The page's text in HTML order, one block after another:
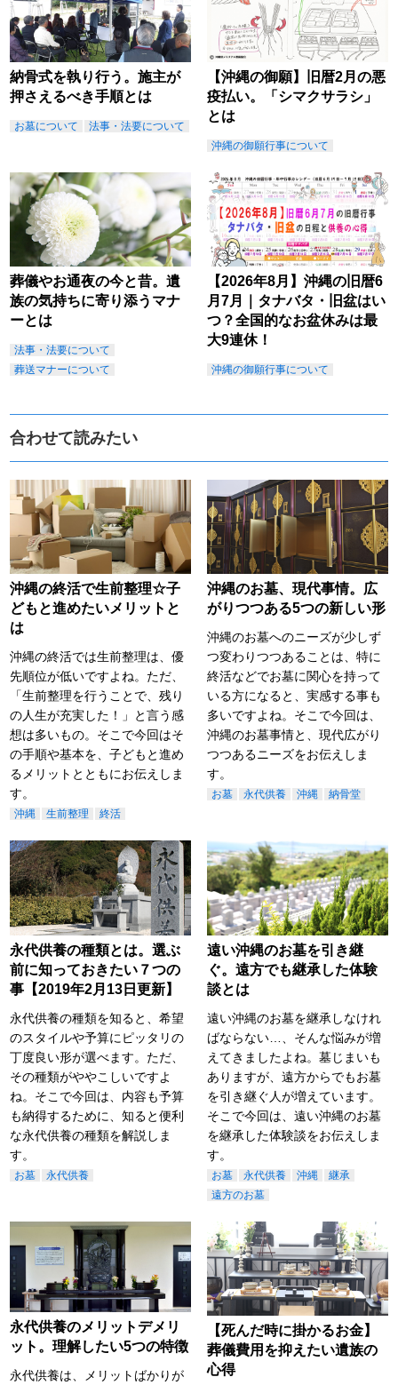
納骨式を執り行う。施主が
押さえるべき手順とは
お墓について 法事・法要について
【沖縄の御願】旧暦2月の悪
疫払い。「シマクサラシ」
とは
沖縄の御願行事について
葬儀やお通夜の今と昔。遺
族の気持ちに寄り添うマナ
ーとは
法事・法要について
葬送マナーについて
【2026年8月】沖縄の旧暦6
月7月｜タナバタ・旧盆はい
つ？全国的なお盆休みは最
大9連休！
沖縄の御願行事について
合わせて読みたい
沖縄の終活で生前整理☆子
どもと進めたいメリットと
は
沖縄の終活では生前整理は、優
先順位が低いですよね。ただ、
「生前整理を行うことで、残り
の人生が充実した！」と言う感
想は多いもの。そこで今回はそ
の手順や基本を、子どもと進め
るメリットとともにお伝えしま
す。
沖縄 生前整理 終活
沖縄のお墓、現代事情。広
がりつつある5つの新しい形
沖縄のお墓へのニーズが少しず
つ変わりつつあることは、特に
終活などでお墓に関心を持って
いる方になると、実感する事も
多いですよね。そこで今回は、
沖縄のお墓事情と、現代広がり
つつあるニーズをお伝えしま
す。
お墓 永代供養 沖縄 納骨堂
永代供養の種類とは。選ぶ
前に知っておきたい７つの
事【2019年2月13日更新】
永代供養の種類を知ると、希望
のスタイルや予算にピッタリの
丁度良い形が選べます。ただ、
その種類がややこしいですよ
ね。そこで今回は、内容も予算
も納得するために、知ると便利
な永代供養の種類を解説しま
す。
お墓 永代供養
遠い沖縄のお墓を引き継
ぐ。遠方でも継承した体験
談とは
遠い沖縄のお墓を継承しなけれ
ばならない…、そんな悩みが増
えてきましたよね。墓じまいも
ありますが、遠方からでもお墓
を引き継ぐ人が増えています。
そこで今回は、遠い沖縄のお墓
を継承した体験談をお伝えしま
す。
お墓 永代供養 沖縄
継承
遠方のお墓
永代供養のメリットデメリ
ット。理解したい5つの特徴
永代供養は、メリットばかりが
【死んだ時に掛かるお金】
葬儀費用を抑えたい遺族の
心得